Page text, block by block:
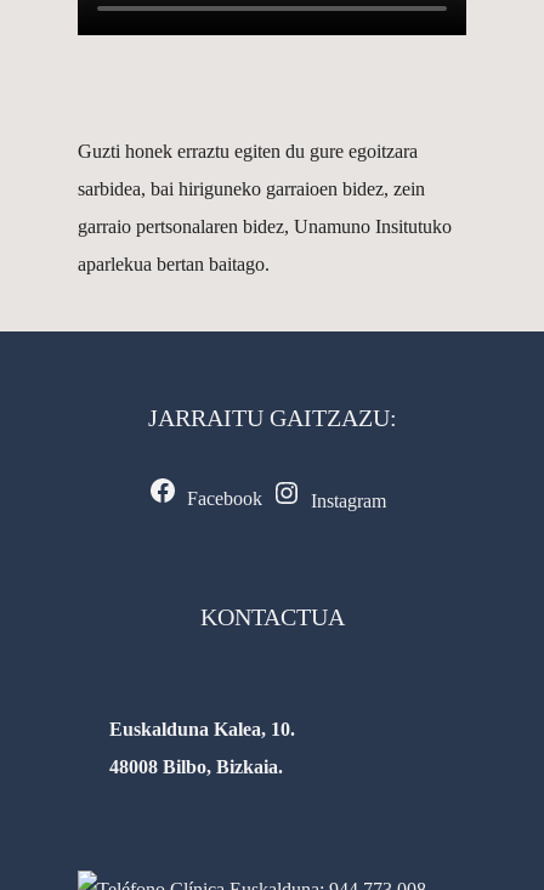
Guzti honek erraztu egiten du gure egoitzara
sarbidea, bai hiriguneko garraioen bidez, zein
garraio pertsonalaren bidez, Unamuno Insitutuko
aparlekua bertan baitago.
JARRAITU GAITZAZU:
Facebook Instagram
KONTACTUA
Euskalduna Kalea, 10.
48008 Bilbo, Bizkaia.